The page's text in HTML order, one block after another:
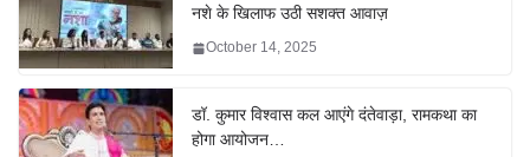
नशे के खिलाफ उठी सशक्त आवाज़
October 14, 2025
डॉ. कुमार विश्वास कल आएंगे दंतेवाड़ा, रामकथा का
होगा आयोजन…